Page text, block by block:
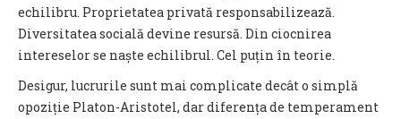
echilibru. Proprietatea privată responsabilizează.
Diversitatea socială devine resursă. Din ciocnirea
intereselor se naște echilibrul. Cel puțin în teorie.
Desigur, lucrurile sunt mai complicate decât o simplă
opoziție Platon-Aristotel, dar diferența de temperament